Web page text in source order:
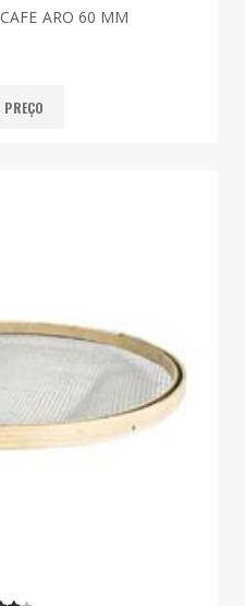
ARO 60 MM
PREÇO